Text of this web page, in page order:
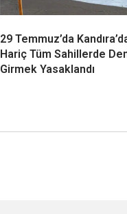
29 Temmuz’da
Hariç Tüm Sahillerde
Girmek Yasaklandı